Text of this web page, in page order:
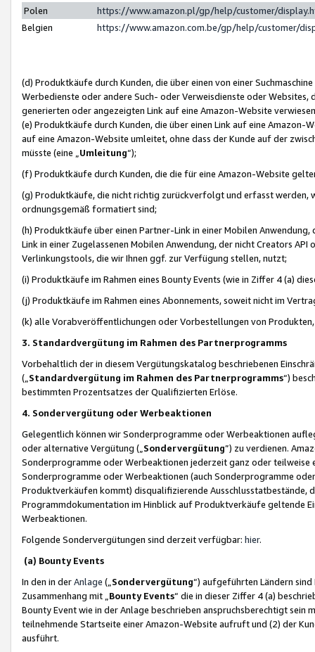
Polen
https://www.amazon.pl/gp/help/customer/
Belgien
https://www.amazon.com.be/gp/help/customer/
(d) Produktkäufe durch Kunden, die über einen von einer
Werbedienste oder andere Such- oder Verweisdienste oder Websites,
generierten oder angezeigten Link auf eine Amazon-Website
(e) Produktkäufe durch Kunden, die über einen Link auf eine
auf eine Amazon-Website umleitet, ohne dass der Kunde auf der
müsste (eine „ Umleitung“);
(f) Produktkäufe durch Kunden, die die für eine Amazon-Website
(g) Produktkäufe, die nicht richtig zurückverfolgt und erfasst werden,
ordnungsgemäß formatiert sind;
(h) Produktkäufe über einen Partner-Link in einer Mobilen
Link in einer Zugelassenen Mobilen Anwendung, der nicht Creators
Verlinkungstools, die wir Ihnen ggf. zur Verfügung stellen, nutzt;
(i) Produktkäufe im Rahmen eines Bounty Events (wie in Ziffer 4 (a)
(j) Produktkäufe im Rahmen eines Abonnements, soweit nicht im
(k) alle Vorabveröffentlichungen oder Vorbestellungen von
3. Standardvergütung im Rahmen des Partnerprogramms
Vorbehaltlich der in diesem Vergütungskatalog beschriebenen
(„ Standardvergütung im Rahmen des Partnerprogramms“)
bestimmten Prozentsatzes der Qualifizierten Erlöse.
4. Sondervergütung oder Werbeaktionen
Gelegentlich können wir Sonderprogramme oder Werbeaktionen
oder alternative Vergütung („ Sondervergütung”) zu verdienen.
Sonderprogramme oder Werbeaktionen jederzeit ganz oder
Sonderprogramme oder Werbeaktionen (auch Sonderprogramme
Produktverkäufen kommt) disqualifizierende Ausschlusstatbestände,
Programmdokumentation im Hinblick auf Produktverkäufe geltende
Werbeaktionen.
Folgende Sondervergütungen sind derzeit verfügbar: hier.
(a) Bounty Events
In den in derAnlage („ Sondervergütung“) aufgeführten Ländern
Zusammenhang mit „ Bounty Events“ die in dieser Ziffer 4 (a)
Bounty Event wie in der Anlage beschrieben anspruchsberechtigt sein
teilnehmende Startseite einer Amazon-Website aufruft und (2) der
ausführt.